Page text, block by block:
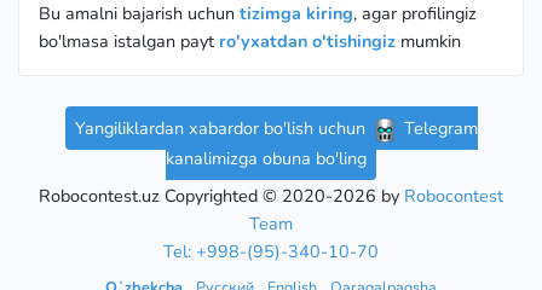
Bu amalni bajarish uchun tizimga kiring, agar profilingiz
bo'lmasa istalgan payt ro'yxatdan o'tishingiz mumkin
Yangiliklardan xabardor bo'lish uchun
Telegram
kanalimizga obuna bo'ling
Robocontest.uz Copyrighted © 2020-2026 by Robocontest
Team
Tel: +998-(95)-340-10-70